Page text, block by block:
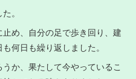
。
め、自分の足で歩き回り、建
何日も繰り返しました。
か、果たして今やっているこ